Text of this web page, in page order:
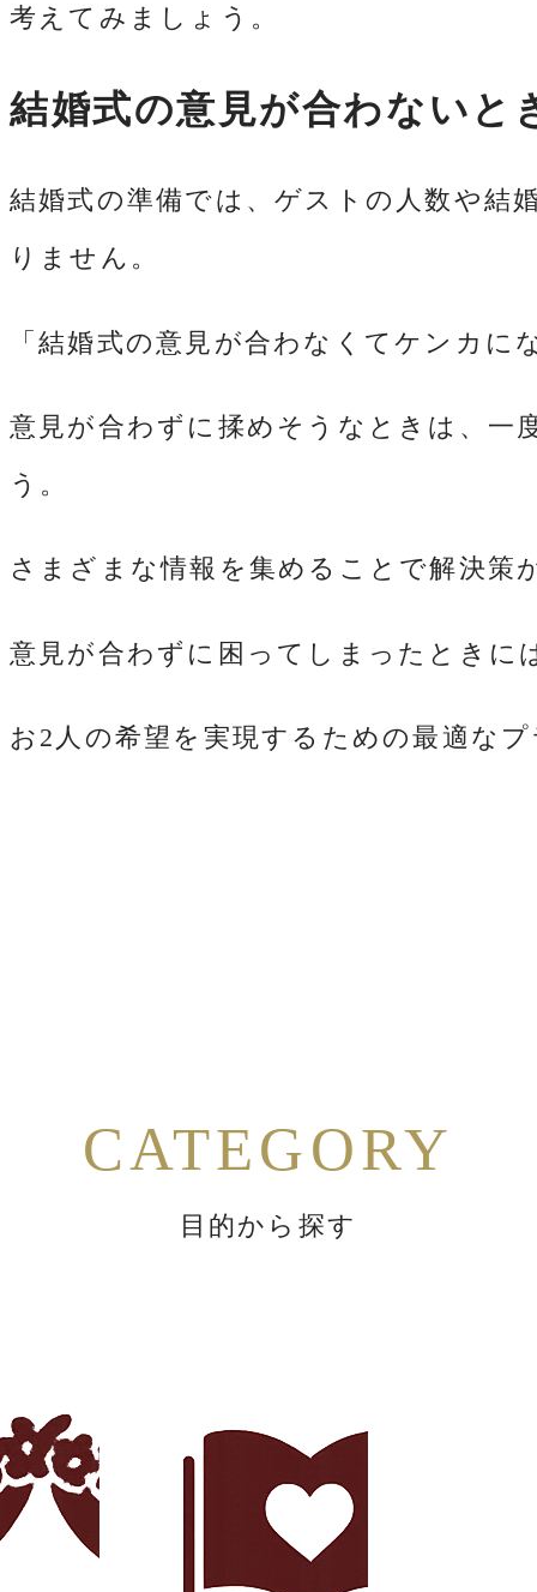
考えてみましょう。
結婚式の意見が合わないと
結婚式の準備では、ゲストの人数や結
りません。
「結婚式の意見が合わなくてケンカ
意見が合わずに揉めそうなときは、一
う。
さまざまな情報を集めることで解決策
意見が合わずに困ってしまったとき
お2人の希望を実現するための最適な
CATEGORY
目的から探す